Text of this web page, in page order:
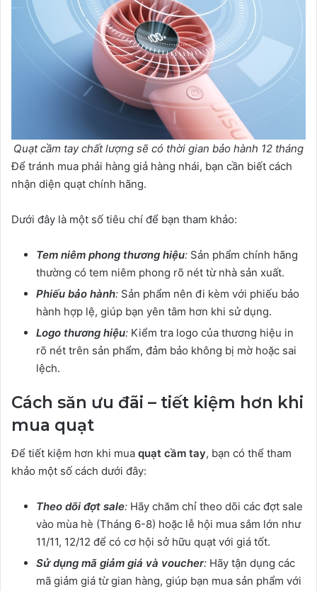
Quạt cầm tay chất lượng sẽ có thời gian bảo hành 12 tháng
Để tránh mua phải hàng giả hàng nhái, bạn cần biết cách
nhận diện quạt chính hãng.
Dưới đây là một số tiêu chí để bạn tham khảo:
Tem niêm phong thương hiệu: Sản phẩm chính hãng
thường có tem niêm phong rõ nét từ nhà sản xuất.
Phiếu bảo hành: Sản phẩm nên đi kèm với phiếu bảo
hành hợp lệ, giúp bạn yên tâm hơn khi sử dụng.
Logo thương hiệu: Kiểm tra logo của thương hiệu in
rõ nét trên sản phẩm, đảm bảo không bị mờ hoặc sai
lệch.
Cách săn ưu đãi – tiết kiệm hơn khi
mua quạt
Để tiết kiệm hơn khi mua quạt cầm tay, bạn có thể tham
khảo một số cách dưới đây:
Theo dõi đợt sale: Hãy chăm chỉ theo dõi các đợt sale
vào mùa hè (Tháng 6-8) hoặc lễ hội mua sắm lớn như
11/11, 12/12 để có cơ hội sở hữu quạt với giá tốt.
Sử dụng mã giảm giá và voucher: Hãy tận dụng các
mã giảm giá từ gian hàng, giúp bạn mua sản phẩm với